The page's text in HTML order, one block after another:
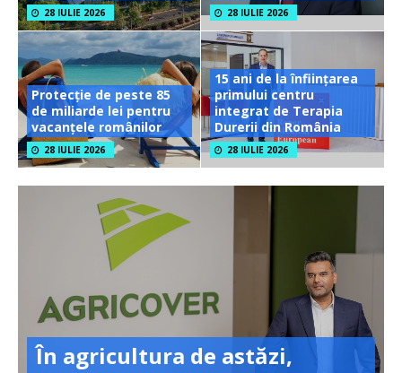
28 IULIE 2026 28 IULIE 2026
Protecție de peste 85
de miliarde lei pentru
vacanțele românilor
28 IULIE 2026
15 ani de la înființarea
primului centru
integrat de Terapia
Durerii din România
28 IULIE 2026
În agricultura de astăzi,